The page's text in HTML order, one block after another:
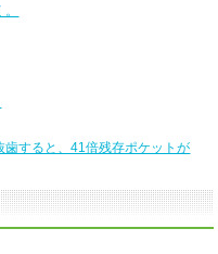
すると、41倍残存ポケットが